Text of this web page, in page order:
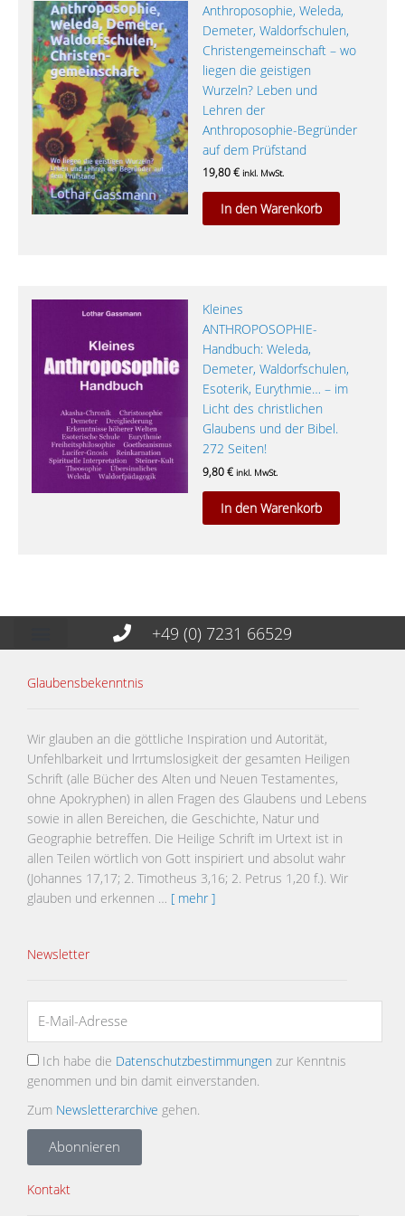
Anthroposophie, Weleda,
Demeter, Waldorfschulen,
Christengemeinschaft – wo
liegen die geistigen
Wurzeln? Leben und
Lehren der
Anthroposophie-Begründer
auf dem Prüfstand
19,80€ inkl. MwSt.
In den Warenkorb
Kleines
ANTHROPOSOPHIE-
Handbuch: Weleda,
Demeter, Waldorfschulen,
Esoterik, Eurythmie… – im
Licht des christlichen
Glaubens und der Bibel.
272 Seiten!
9,80€ inkl. MwSt.
In den Warenkorb
+49 (0) 7231 66529
Glaubensbekenntnis
Wir glauben an die göttliche Inspiration und Autorität,
Unfehlbarkeit und lrrtumslosigkeit der gesamten Heiligen
Schrift (alle Bücher des Alten und Neuen Testamentes,
ohne Apokryphen) in allen Fragen des Glaubens und Lebens
sowie in allen Bereichen, die Geschichte, Natur und
Geographie betreffen. Die Heilige Schrift im Urtext ist in
allen Teilen wörtlich von Gott inspiriert und absolut wahr
(Johannes 17,17; 2. Timotheus 3,16; 2. Petrus 1,20 f.). Wir
glauben und erkennen … [ mehr ]
Newsletter
Ich habe die Datenschutzbestimmungen zur Kenntnis
genommen und bin damit einverstanden.
Zum Newsletterarchive gehen.
Abonnieren
Kontakt